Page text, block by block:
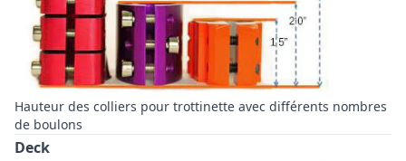
Hauteur des colliers pour trottinette avec différents nombres
de boulons
Deck